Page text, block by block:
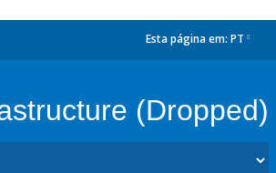
Esta página em: PT
(Dropped)